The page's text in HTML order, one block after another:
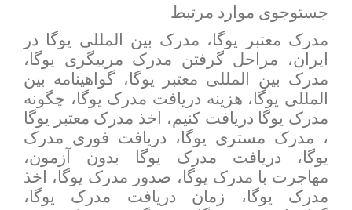
جستوجوی موارد مرتبط
مدرک معتبر یوگا، مدرک بین المللی یوگا در
ایران، مراحل گرفتن مدرک مربیگری یوگا،
مدرک بین المللی معتبر یوگا، گواهینامه بین
المللی یوگا، هزینه دریافت مدرک یوگا، چگونه
مدرک یوگا دریافت کنیم، اخذ مدرک معتبر یوگا
، مدرک مستری یوگا، دریافت فوری مدرک
یوگا، دریافت مدرک یوگا بدون آزمون،
مهاجرت با مدرک یوگا، صدور مدرک یوگا، اخذ
مدرک یوگا، زمان دریافت مدرک یوگا،